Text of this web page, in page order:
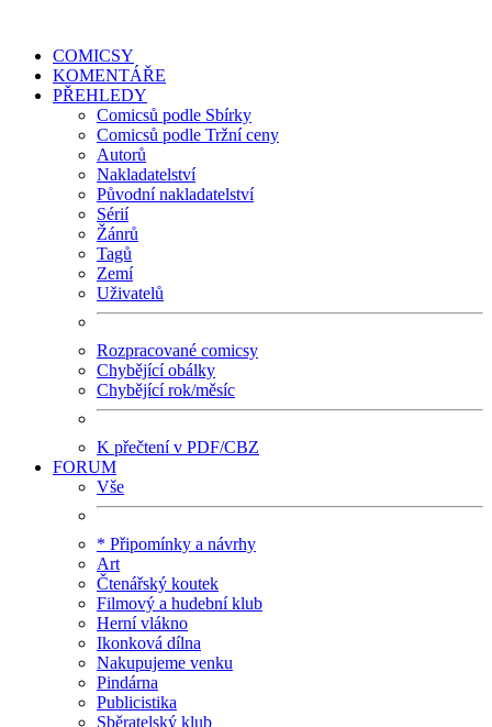
COMICSY
KOMENTÁŘE
PŘEHLEDY
Comicsů podle Sbírky
Comicsů podle Tržní ceny
Autorů
Nakladatelství
Původní nakladatelství
Sérií
Žánrů
Tagů
Zemí
Uživatelů
Rozpracované comicsy
Chybějící obálky
Chybějící rok/měsíc
K přečtení v PDF/CBZ
FORUM
Vše
* Připomínky a návrhy
Art
Čtenářský koutek
Filmový a hudební klub
Herní vlákno
Ikonková dílna
Nakupujeme venku
Pindárna
Publicistika
Sběratelský klub